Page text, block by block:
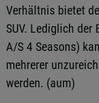
Verhältnis bietet
SUV. Lediglich der
A/S 4 Seasons)
mehrerer
werden. (aum)